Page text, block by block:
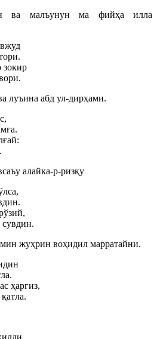
ва малъунун ма фийҳа илла
зокир
луъина абд ул-дирҳами.
алайка-р-ризқу
жуҳрин воҳидил марратайни.
ҳаргиз,